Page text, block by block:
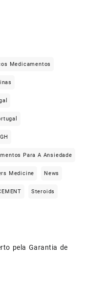
Medicamentos
Para A Ansiedade
Medicine News
Steroids
pela Garantia de